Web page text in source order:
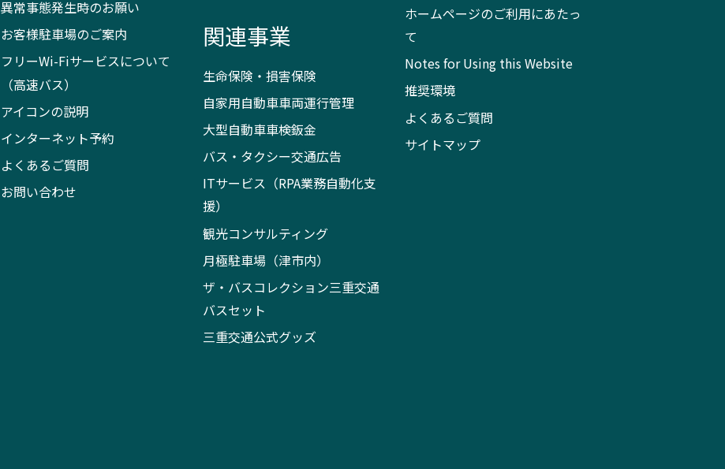
異常事態発生時のお願い
お客様駐車場のご案内
フリーWi-Fiサービスについて
（高速バス）
アイコンの説明
インターネット予約
よくあるご質問
お問い合わせ
関連事業
生命保険・損害保険
自家用自動車車両運行管理
大型自動車車検鈑金
バス・タクシー交通広告
ITサービス（RPA業務自動化支
援）
観光コンサルティング
月極駐車場（津市内）
ザ・バスコレクション三重交通
バスセット
三重交通公式グッズ
ホームページのご利用にあたっ
て
Notes for Using this Website
推奨環境
よくあるご質問
サイトマップ